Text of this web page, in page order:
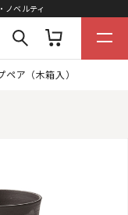
ノベルティ
ア（木箱入）